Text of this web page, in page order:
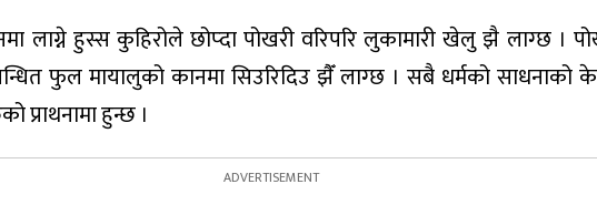
लाग्ने हुस्स कुहिरोले छोप्दा पोखरी वरिपरि लुकामारी खेलु झै लाग्छ ।
फुल मायालुको कानमा सिउरिदिउ झैँ लाग्छ । सबै धर्मको साधनाको
प्राथनामा हुन्छ ।